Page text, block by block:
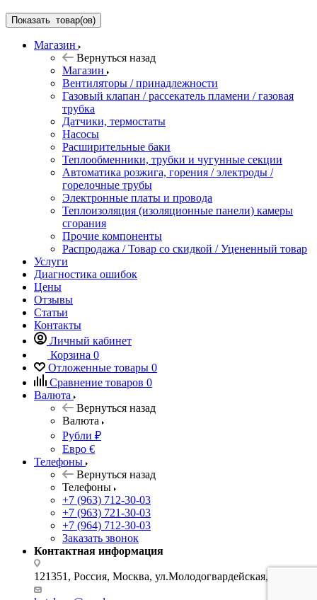
Показать товар(ов)
Магазин
Вернуться назад
Магазин
Вентиляторы / принадлежности
Газовый клапан / рассекатель пламени / газовая
трубка
Датчики, термостаты
Насосы
Расширительные баки
Теплообменники, трубки и чугунные секции
Автоматика розжига, горения / электроды /
горелочные трубы
Электронные платы и провода
Теплоизоляция (изоляционные панели) камеры
сгорания
Прочие компоненты
Распродажа / Товар со скидкой / Уцененный товар
Услуги
Диагностика ошибок
Цены
Отзывы
Статьи
Контакты
Личный кабинет
Корзина 0
Отложенные товары 0
Сравнение товаров 0
Валюта
Вернуться назад
Валюта
Рубли ₽
Евро €
Телефоны
Вернуться назад
Телефоны
+7 (963) 712-30-03
+7 (963) 721-30-03
+7 (964) 712-30-03
Заказать звонок
Контактная информация
121351, Россия, Москва, ул.Молодогвардейская, д.34